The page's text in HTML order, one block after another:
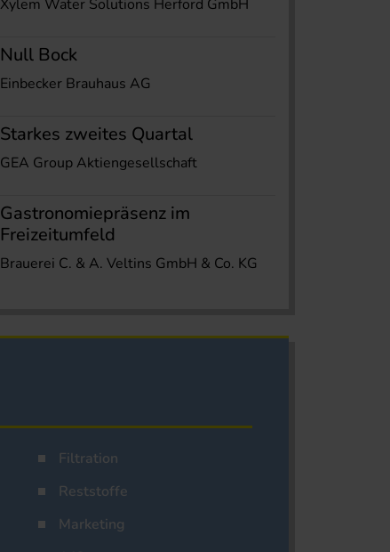
Xylem Water Solutions Herford GmbH
Null Bock
Einbecker Brauhaus AG
Starkes zweites Quartal
GEA Group Aktiengesellschaft
Gastronomiepräsenz im
Freizeitumfeld
Brauerei C. & A. Veltins GmbH & Co. KG
Filtration
Reststoffe
Marketing